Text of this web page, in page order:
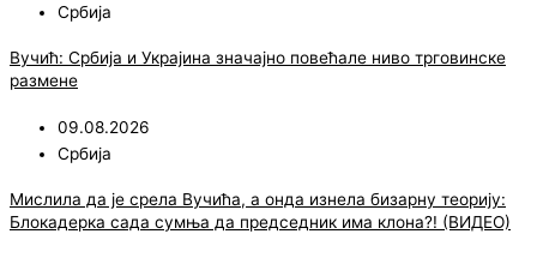
Србија
Вучић: Србија и Украјина значајно повећале ниво трговинске
размене
09.08.2026
Србија
Мислила да је срела Вучића, а онда изнела бизарну теорију:
Блокадерка сада сумња да председник има клона?! (ВИДЕО)